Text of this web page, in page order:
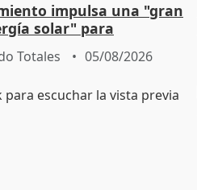
impulsa una "gran
solar" para
Totales 05/08/2026